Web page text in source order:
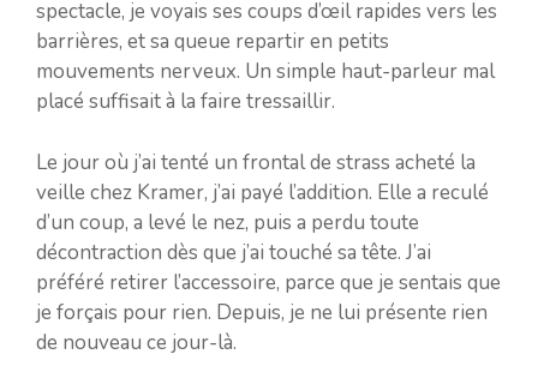
spectacle, je voyais ses coups d’œil rapides vers les
barrières, et sa queue repartir en petits
mouvements nerveux. Un simple haut-parleur mal
placé suffisait à la faire tressaillir.
Le jour où j’ai tenté un frontal de strass acheté la
veille chez Kramer, j’ai payé l’addition. Elle a reculé
d’un coup, a levé le nez, puis a perdu toute
décontraction dès que j’ai touché sa tête. J’ai
préféré retirer l’accessoire, parce que je sentais que
je forçais pour rien. Depuis, je ne lui présente rien
de nouveau ce jour-là.